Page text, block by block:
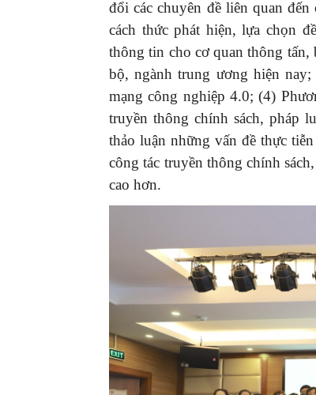
đổi các chuyên đề liên quan
cách thức phát hiện, lựa chọn
thông tin cho cơ quan thông tấn,
bộ, ngành trung ương hiện
mạng công nghiệp 4.0; (4)
truyền thông chính sách, pháp
thảo luận những vấn đề thực
công tác truyền thông chính
cao hơn.